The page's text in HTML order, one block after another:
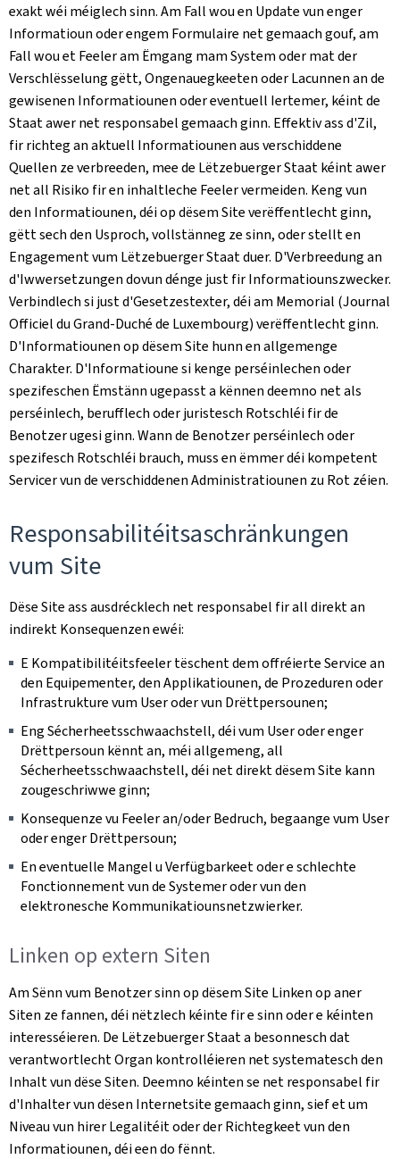
exakt wéi méiglech sinn. Am Fall wou en Update vun enger
Informatioun oder engem Formulaire net gemaach gouf, am
Fall wou et Feeler am Ëmgang mam System oder mat der
Verschlësselung gëtt, Ongenauegkeeten oder Lacunnen an de
gewisenen Informatiounen oder eventuell Iertemer, kéint de
Staat awer net responsabel gemaach ginn. Effektiv ass d'Zil,
fir richteg an aktuell Informatiounen aus verschiddene
Quellen ze verbreeden, mee de Lëtzebuerger Staat kéint awer
net all Risiko fir en inhaltleche Feeler vermeiden. Keng vun
den Informatiounen, déi op dësem Site verëffentlecht ginn,
gëtt sech den Usproch, vollstänneg ze sinn, oder stellt en
Engagement vum Lëtzebuerger Staat duer. D'Verbreedung an
d'Iwwersetzungen dovun dénge just fir Informatiounszwecker.
Verbindlech si just d'Gesetzestexter, déi am Memorial (Journal
Officiel du Grand-Duché de Luxembourg) verëffentlecht ginn.
D'Informatiounen op dësem Site hunn en allgemenge
Charakter. D'Informatioune si kenge perséinlechen oder
spezifeschen Ëmstänn ugepasst a kënnen deemno net als
perséinlech, berufflech oder juristesch Rotschléi fir de
Benotzer ugesi ginn. Wann de Benotzer perséinlech oder
spezifesch Rotschléi brauch, muss en ëmmer déi kompetent
Servicer vun de verschiddenen Administratiounen zu Rot zéien.
Responsabilitéitsaschränkungen
vum Site
Dëse Site ass ausdrécklech net responsabel fir all direkt an
indirekt Konsequenzen ewéi:
E Kompatibilitéitsfeeler tëschent dem offréierte Service an
den Equipementer, den Applikatiounen, de Prozeduren oder
Infrastrukture vum User oder vun Drëttpersounen;
Eng Sécherheetsschwaachstell, déi vum User oder enger
Drëttpersoun kënnt an, méi allgemeng, all
Sécherheetsschwaachstell, déi net direkt dësem Site kann
zougeschriwwe ginn;
Konsequenze vu Feeler an/oder Bedruch, begaange vum User
oder enger Drëttpersoun;
En eventuelle Mangel u Verfügbarkeet oder e schlechte
Fonctionnement vun de Systemer oder vun den
elektronesche Kommunikatiounsnetzwierker.
Linken op extern Siten
Am Sënn vum Benotzer sinn op dësem Site Linken op aner
Siten ze fannen, déi nëtzlech kéinte fir e sinn oder e kéinten
interesséieren. De Lëtzebuerger Staat a besonnesch dat
verantwortlecht Organ kontrolléieren net systematesch den
Inhalt vun dëse Siten. Deemno kéinten se net responsabel fir
d'Inhalter vun dësen Internetsite gemaach ginn, sief et um
Niveau vun hirer Legalitéit oder der Richtegkeet vun den
Informatiounen, déi een do fënnt.